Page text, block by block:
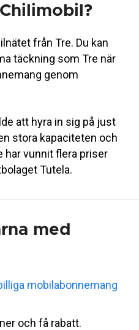
från Tre. Du kan
täckning som Tre när
genom
att hyra in sig på just
stora kapaciteten och
har vunnit flera priser
Tutela.
med
mobilabonnemang
och få rabatt.